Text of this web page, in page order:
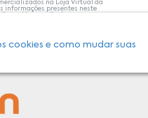
cookies e como mudar suas
na Loja Virtual da
informações presentes neste
está capacitado para
trabalha com as
são compromissos da